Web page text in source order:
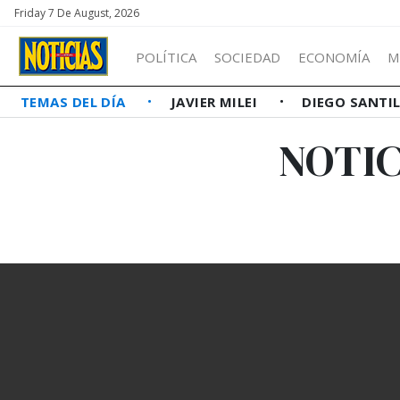
Friday 7 De August, 2026
POLÍTICA SOCIEDAD ECONOMÍA
TEMAS DEL DÍA JAVIER MILEI DIEGO